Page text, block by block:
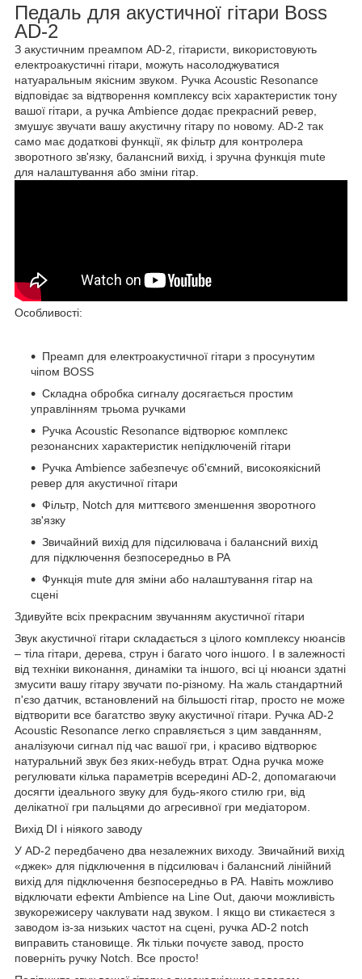
Педаль для акустичної гітари Boss
AD-2
З акустичним преампом AD-2, гітаристи, використовують
електроакустичні гітари, можуть насолоджуватися
натуаральным якісним звуком. Ручка Acoustic Resonance
відповідає за відтворення комплексу всіх характеристик тону
вашої гітари, а ручка Ambience додає прекрасний ревер,
змушує звучати вашу акустичну гітару по новому. AD-2 так
само має додаткові функції, як фільтр для контролера
зворотного зв'язку, балансний вихід, і зручна функція mute
для налаштування або зміни гітар.
Особливості:
Преамп для електроакустичної гітари з просунутим
чіпом BOSS
Складна обробка сигналу досягається простим
управлінням трьома ручками
Ручка Acoustic Resonance відтворює комплекс
резонансних характеристик непідключеній гітари
Ручка Ambience забезпечує об'ємний, високоякісний
ревер для акустичної гітари
Фільтр, Notch для миттєвого зменшення зворотного
зв'язку
Звичайний вихід для підсилювача і балансний вихід
для підключення безпосередньо в PA
Функція mute для зміни або налаштування гітар на
сцені
Здивуйте всіх прекрасним звучанням акустичної гітари
Звук акустичної гітари складається з цілого комплексу нюансів
– тіла гітари, дерева, струн і багато чого іншого. І в залежності
від техніки виконання, динаміки та іншого, всі ці нюанси здатні
змусити вашу гітару звучати по-різному. На жаль стандартний
п'єзо датчик, встановлений на більшості гітар, просто не може
відтворити все багатство звуку акустичної гітари. Ручка AD-2
Acoustic Resonance легко справляється з цим завданням,
аналізуючи сигнал під час вашої гри, і красиво відтворює
натуральний звук без яких-небудь втрат. Одна ручка може
регулювати кілька параметрів всередині AD-2, допомагаючи
досягти ідеального звуку для будь-якого стилю гри, від
делікатної гри пальцями до агресивної гри медіатором.
Вихід DI і ніякого заводу
У AD-2 передбачено два незалежних виходу. Звичайний вихід
«джек» для підключення в підсилювач і балансний лінійний
вихід для підключення безпосередньо в PA. Навіть можливо
відключати ефекти Ambience на Line Out, даючи можливість
звукорежисеру чаклувати над звуком. І якщо ви стикаєтеся з
заводом із-за низьких частот на сцені, ручка AD-2 notch
виправить становище. Як тільки почуєте завод, просто
поверніть ручку Notch. Все просто!